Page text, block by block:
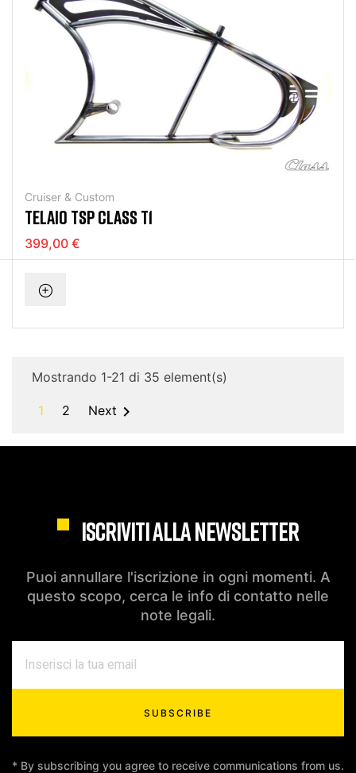
Cruiser & Custom
TELAIO TSP CLASS T1
399,00 €
Mostrando 1-21 di 35 element(s)
1 2 Next 
ISCRIVITI ALLA NEWSLETTER
Puoi annullare l'iscrizione in ogni momenti. A
questo scopo, cerca le info di contatto nelle
note legali.
SUBSCRIBE
* By subscribing you agree to receive communications from us.